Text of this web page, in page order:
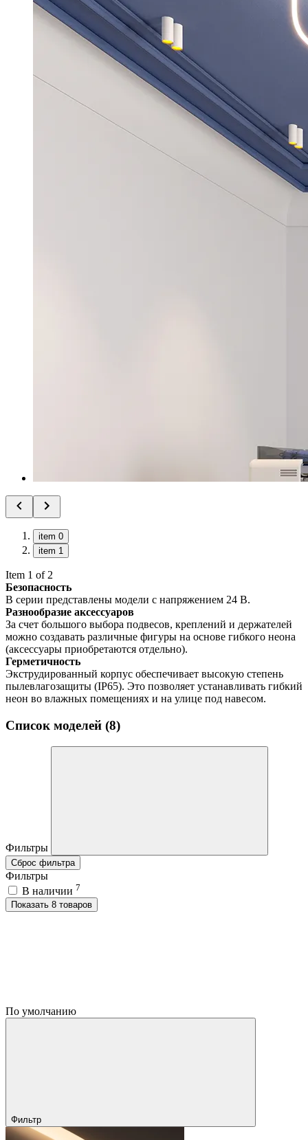
item 0
item 1
Item 1 of 2
Безопасность
В серии представлены модели с напряжением 24 В.
Разнообразие аксессуаров
За счет большого выбора подвесов, креплений и держателей
можно создавать различные фигуры на основе гибкого неона
(аксессуары приобретаются отдельно).
Герметичность
Экструдированный корпус обеспечивает высокую степень
пылевлагозащиты (IP65). Это позволяет устанавливать гибкий
неон во влажных помещениях и на улице под навесом.
Список моделей (8)
Фильтры
Сброс фильтра
Фильтры
В наличии 7
Показать 8 товаров
По умолчанию
Фильтр